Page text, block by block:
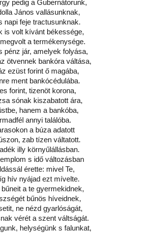
pedig a Gubernátorunk,
János vallásunknak,
napi feje tractusunknak.
is volt kívánt békessége,
a termékenysége.
pénz jár, amelyek folyása,
ötvennek bankóra váltása,
ezüst forint ő magába,
ment bankócédulába.
forint, tizenöt korona,
sónak kiszabatott ára,
hanem a bankóba,
annyi találóba.
a búza adatott
zab tízen váltatott.
illy környűlállásban.
s idő változásban
érette: mivel Te,
hív nyájad ezt mívelte.
a te gyermekidnek,
bűnös híveidnek,
ne nézd gyarlóságát,
vérét a szent váltságát.
helységünk s falunkat,